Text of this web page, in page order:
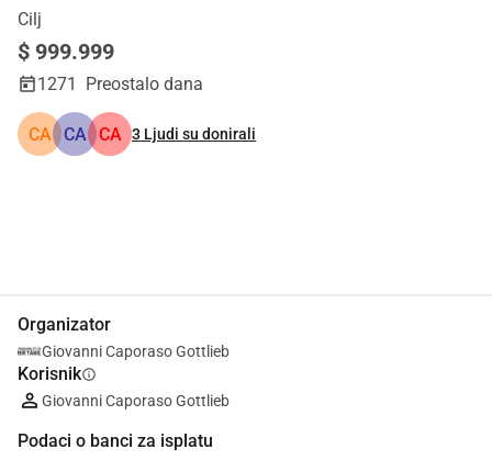
Cilj
$ 999.999
1271 Preostalo dana
CA CA CA 3 Ljudi su donirali
Organizator
Giovanni Caporaso Gottlieb
Korisnikinfo
Giovanni Caporaso Gottlieb
Podaci o banci za isplatu